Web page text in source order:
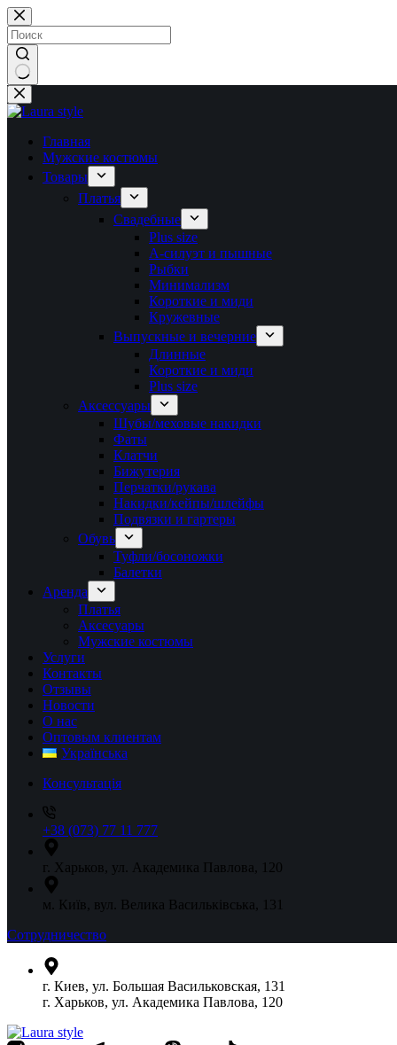
Перейти
к
сути
Ничего
не
Главная
Мужские костюмы
Товары
Платья
Свадебные
Plus size
А-силуэт и пышные
Рыбки
Минимализм
Короткие и миди
Кружевные
Выпускные и вечерние
Длинные
Короткие и миди
Plus size
Аксессуары
Шубы/меховые накидки
Фаты
Клатчи
Бижутерия
Перчатки/рукава
Накидки/кейпы/шлейфы
Подвязки и гартеры
Обувь
Туфли/босоножки
Балетки
Аренда
Платья
Аксесуары
Мужские костюмы
Услуги
Контакты
Отзывы
Новости
О нас
Оптовым клиентам
Українська
Консультація
+38 (073) 77 11 777
г. Харьков, ул. Академика Павлова, 120
м. Київ, вул. Велика Васильківська, 131
Сотрудничество
г. Киев, ул. Большая Васильковская, 131
г. Харьков, ул. Академика Павлова, 120